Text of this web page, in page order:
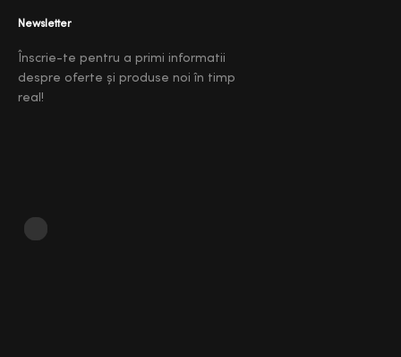
Newsletter
Înscrie-te pentru a primi informatii
despre oferte și produse noi în timp
real!